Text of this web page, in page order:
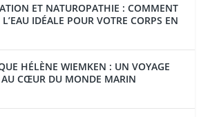
ET NATUROPATHIE : COMMENT
IDÉALE POUR VOTRE CORPS EN
HÉLÈNE WIEMKEN : UN VOYAGE
CŒUR DU MONDE MARIN